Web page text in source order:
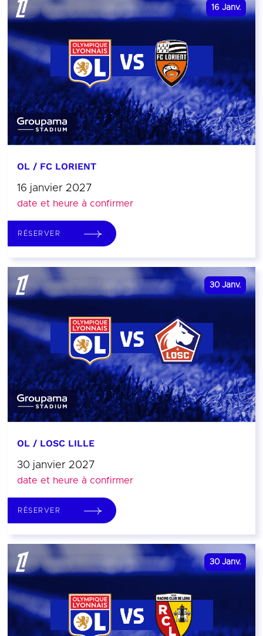
16 Janv.
OL / FC LORIENT
16 janvier 2027
date et heure à confirmer
RÉSERVER
30 Janv.
OL / LOSC LILLE
30 janvier 2027
date et heure à confirmer
RÉSERVER
30 Janv.